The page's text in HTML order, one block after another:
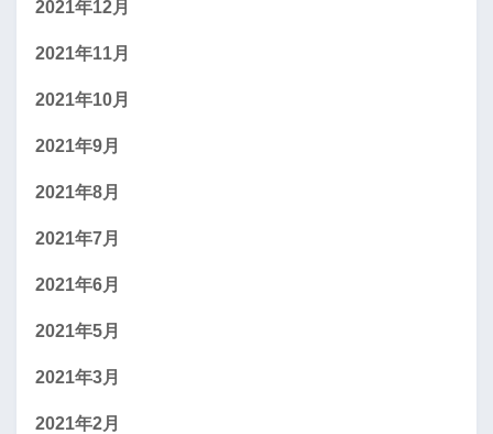
2021年12月
2021年11月
2021年10月
2021年9月
2021年8月
2021年7月
2021年6月
2021年5月
2021年3月
2021年2月